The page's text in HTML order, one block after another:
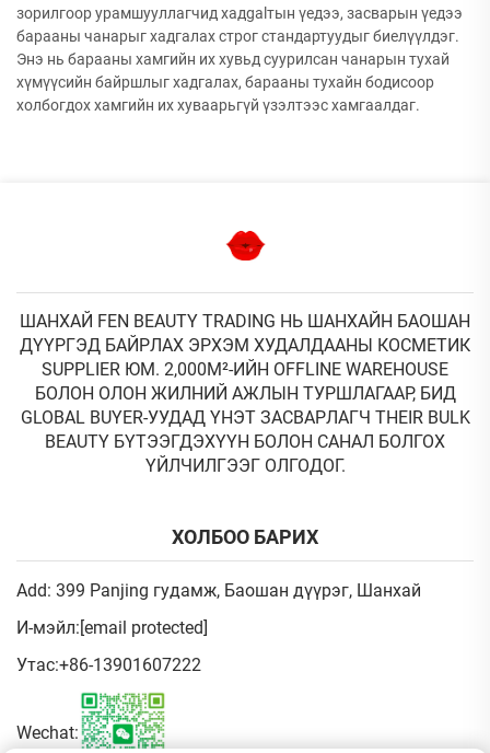
зорилгоор урамшууллагчид хадgalтын үедээ, засварын үедээ
барааны чанарыг хадгалах строг стандартуудыг биелүүлдэг.
Энэ нь барааны хамгийн их хувьд суурилсан чанарын тухай
хүмүүсийн байршлыг хадгалах, барааны тухайн бодисоор
холбогдох хамгийн их хуваарьгүй үзэлтээс хамгаалдаг.
ШАНХАЙ FEN BEAUTY TRADING НЬ ШАНХАЙН БАОШАН
ДҮҮРГЭД БАЙРЛАХ ЭРХЭМ ХУДАЛДААНЫ КОСМЕТИК
SUPPLIER ЮМ. 2,000М²-ИЙН OFFLINE WAREHOUSE
БОЛОН ОЛОН ЖИЛНИЙ АЖЛЫН ТУРШЛАГААР, БИД
GLOBAL BUYER-УУДАД ҮНЭТ ЗАСВАРЛАГЧ THEIR BULK
BEAUTY БҮТЭЭГДЭХҮҮН БОЛОН САНАЛ БОЛГОХ
ҮЙЛЧИЛГЭЭГ ОЛГОДОГ.
ХОЛБОО БАРИХ
Add: 399 Panjing гудамж, Баошан дүүрэг, Шанхай
И-мэйл:[email protected]
Утас:+86-13901607222
Wechat: